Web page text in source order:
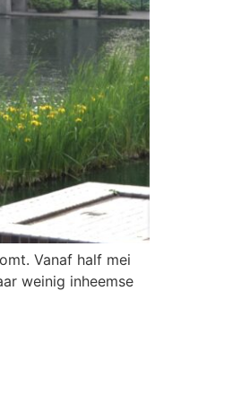
Vanaf half mei
weinig inheemse